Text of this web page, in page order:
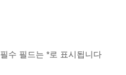
필수 필드는 *로 표시됩니다